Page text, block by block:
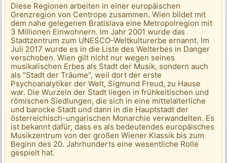
Diese Regionen arbeiten in einer europäischen
Grenzregion von Centrope zusammen. Wien bildet mit
dem nahe gelegenen Bratislava eine Metropolregion mit
3 Millionen Einwohnern. Im Jahr 2001 wurde das
Stadtzentrum zum UNESCO-Weltkulturerbe ernannt. Im
Juli 2017 wurde es in die Liste des Welterbes in Danger
verschoben. Wien gilt nicht nur wegen seines
musikalischen Erbes als Stadt der Musik, sondern auch
als "Stadt der Träume", weil dort der erste
Psychoanalytiker der Welt, Sigmund Freud, zu Hause
war. Die Wurzeln der Stadt liegen in frühkeltischen und
römischen Siedlungen, die sich in eine mittelalterliche
und barocke Stadt und dann in die Hauptstadt der
österreichisch-ungarischen Monarchie verwandelten. Es
ist bekannt dafür, dass es als bedeutendes europäisches
Musikzentrum von der großen Wiener Klassik bis zum
Beginn des 20. Jahrhunderts eine wesentliche Rolle
gespielt hat.